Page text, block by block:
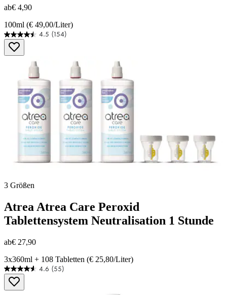
ab€ 4,90
100ml (€ 49,00/Liter)
4.5 (154)
4.5
von
5
Sternen.
Bewertungen
3 Größen
Atrea Atrea Care Peroxid
Tablettensystem Neutralisation 1 Stunde
ab€ 27,90
3x360ml + 108 Tabletten (€ 25,80/Liter)
4.6 (55)
4.6
von
5